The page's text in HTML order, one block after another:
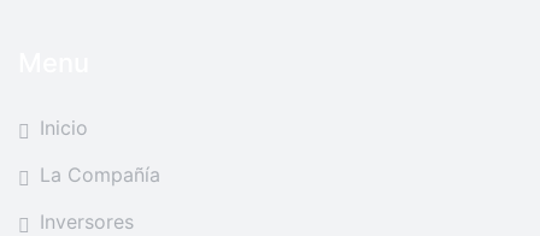
Inicio
La Compañía
Inversores